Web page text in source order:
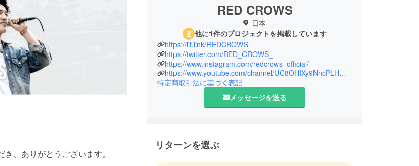
、ありがとうございます。
RED CROWS
日本
他に1件のプロジェクトを掲載しています
https://lit.link/REDCROWS
https://twitter.com/RED_CROWS_
https://www.instagram.com/redcrows_official/
https://www.youtube.com/channel/UC8OHIXy9NncPLHWhN_mhXEA?sub_confirmation=1
特定商取引法に基づく表記
メッセージを送る
リターンを選ぶ